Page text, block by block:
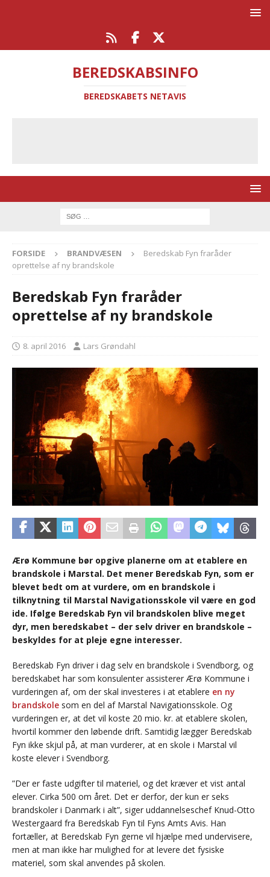
BEREDSKABSINFO
BEREDSKABETS NETAVIS
FORSIDE BRANDVÆSEN
Beredskab Fyn fraråder
oprettelse af ny brandskole
Beredskab Fyn fraråder
oprettelse af ny brandskole
8. april 2016 Lars Grøndahl
Ærø Kommune bør opgive planerne om at etablere en
brandskole i Marstal. Det mener Beredskab Fyn, som er
blevet bedt om at vurdere, om en brandskole i
tilknytning til Marstal Navigationsskole vil være en god
ide. Ifølge Beredskab Fyn vil brandskolen blive meget
dyr, men beredskabet – der selv driver en brandskole –
beskyldes for at pleje egne interesser.
Beredskab Fyn driver i dag selv en brandskole i Svendborg, og
beredskabet har som konsulenter assisterer Ærø Kommune i
vurderingen af, om der skal investeres i at etablere en ny
brandskole som en del af Marstal Navigationsskole. Og
vurderingen er, at det vil koste 20 mio. kr. at etablere skolen,
hvortil kommer den løbende drift. Samtidig lægger Beredskab
Fyn ikke skjul på, at man vurderer, at en skole i Marstal vil
koste elever i Svendborg.
”Der er faste udgifter til materiel, og det kræver et vist antal
elever. Cirka 500 om året. Det er derfor, der kun er seks
brandskoler i Danmark i alt”, siger uddannelseschef Knud-Otto
Westergaard fra Beredskab Fyn til Fyns Amts Avis. Han
fortæller, at Beredskab Fyn gerne vil hjælpe med undervisere,
men at man ikke har mulighed for at levere det fysiske
materiel, som skal anvendes på skolen.